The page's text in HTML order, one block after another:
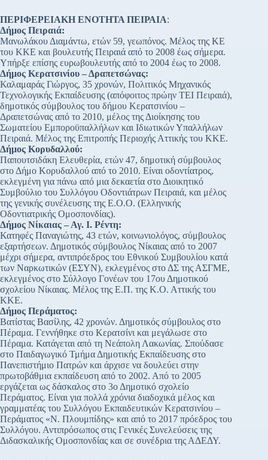
ΠΕΡΙΦΕΡΕΙΑΚΗ ΕΝΟΤΗΤΑ ΠΕΙΡΑΙΑ:
Δήμος Πειραιά:
Μανωλάκου Διαμάντω, ετών 59, γεωπόνος. Μέλος της ΚΕ
του ΚΚΕ και βουλευτής Πειραιά από το 2008 έως σήμερα.
Υπήρξε επίσης ευρωβουλευτής από το 2004 έως το 2008.
Δήμος Κερατσινίου – Δραπετσώνας:
Καλαμαράς Γιώργος, 35 χρονών, Πολιτικός Μηχανικός
Τεχνολογικής Εκπαίδευσης (απόφοιτος πρώην ΤΕΙ Πειραιά),
δημοτικός σύμβουλος του δήμου Κερατσινίου –
Δραπετσώνας από το 2010, μέλος της Διοίκησης του
Σωματείου Εμποροϋπαλλήλων και Ιδιωτικών Υπαλλήλων
Πειραιά. Μέλος της Επιτροπής Περιοχής Αττικής του ΚΚΕ.
Δήμος Κορυδαλλού:
Παπουτσιδάκη Ελευθερία, ετών 47, δημοτική σύμβουλος
στο Δήμο Κορυδαλλού από το 2010. Είναι οδοντίατρος,
εκλεγμένη για πάνω από μια δεκαετία στο Διοικητικό
Συμβούλιο του Συλλόγου Οδοντιάτρων Πειραιά, και μέλος
της γενικής συνέλευσης της Ε.Ο.Ο. (Ελληνικής
Οδοντιατρικής Ομοσπονδίας).
Δήμος Νίκαιας – Αγ. Ι. Ρέντη:
Κατηφές Παναγιώτης, 43 ετών, κοινωνιολόγος, σύμβουλος
εξαρτήσεων. Δημοτικός σύμβουλος Νίκαιας από το 2007
μέχρι σήμερα, αντιπρόεδρος του Εθνικού Συμβουλίου κατά
των Ναρκωτικών (ΕΣΥΝ), εκλεγμένος στο ΔΣ της ΑΣΓΜΕ,
εκλεγμένος στο Σύλλογο Γονέων του 17ου Δημοτικού
σχολείου Νίκαιας. Μέλος της Ε.Π. της Κ.Ο. Αττικής του
ΚΚΕ.
Δήμος Περάματος:
Βατίστας Βασίλης, 42 χρονών. Δημοτικός σύμβουλος στο
Πέραμα. Γεννήθηκε στο Κερατσίνι και μεγάλωσε στο
Πέραμα. Κατάγεται από τη Νεάπολη Λακωνίας. Σπούδασε
στο Παιδαγωγικό Τμήμα Δημοτικής Εκπαίδευσης στο
Πανεπιστήμιο Πατρών και άρχισε να δουλεύει στην
πρωτοβάθμια εκπαίδευση από το 2002. Από το 2005
εργάζεται ως δάσκαλος στο 3ο Δημοτικό σχολείο
Περάματος. Είναι για πολλά χρόνια διαδοχικά μέλος και
γραμματέας του Συλλόγου Εκπαιδευτικών Κερατσινίου –
Περάματος «Ν. Πλουμπίδης» και από το 2017 πρόεδρος του
Συλλόγου. Αντιπρόσωπος στις Γενικές Συνελεύσεις της
Διδασκαλικής Ομοσπονδίας και σε συνέδρια της ΑΔΕΔΥ.